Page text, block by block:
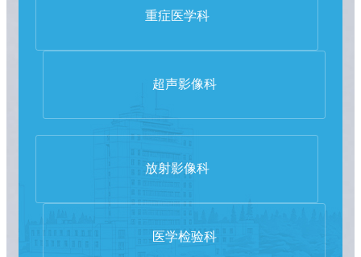
重症医学科
超声影像科
放射影像科
医学检验科